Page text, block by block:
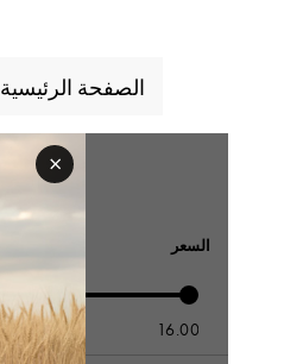
الصفحة الرئيسية
×
السعر
-